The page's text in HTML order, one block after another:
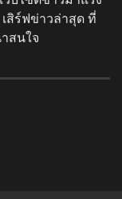
เสิร์ฟข่าวล่าสุด ที่
สนใจ